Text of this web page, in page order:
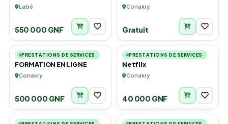
Labé
550 000 GNF
Conakry
Gratuit
1
PRESTATIONS DE SERVICES
FORMATION EN LIGNE
Conakry
500 000 GNF
1
PRESTATIONS DE SERVICES
Netflix
Conakry
40 000 GNF
6 4